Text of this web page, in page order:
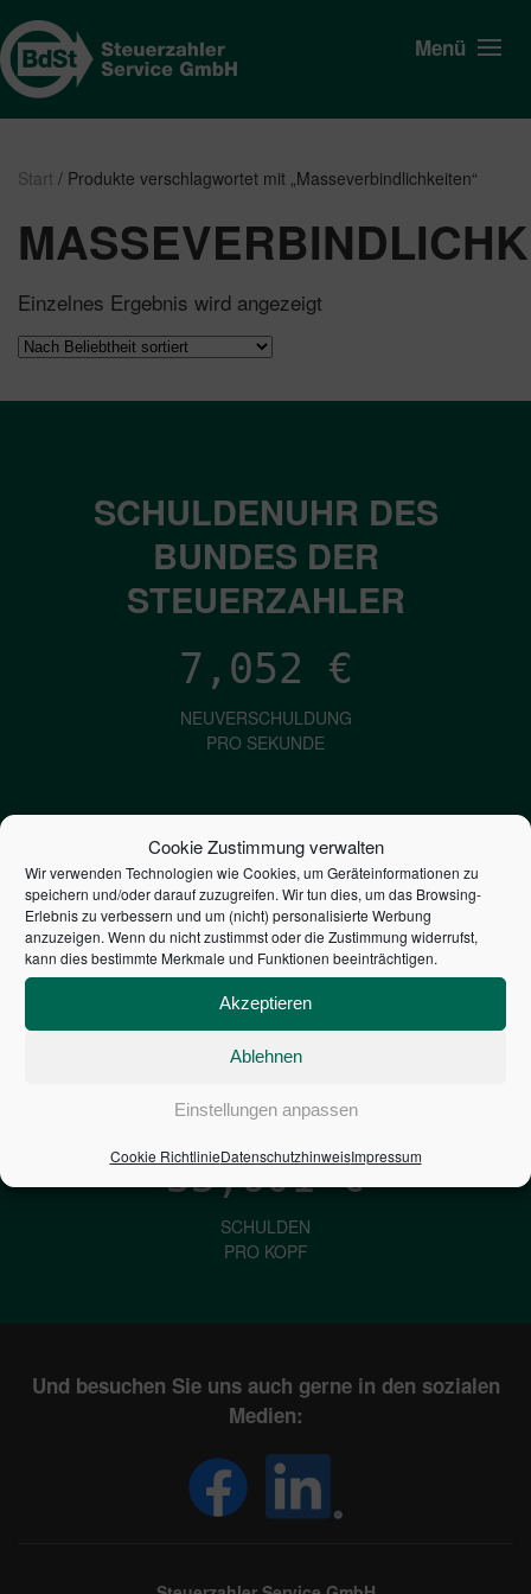
Cookie Zustimmung verwalten
Wir verwenden Technologien wie Cookies, um Geräteinformationen zu
speichern und/oder darauf zuzugreifen. Wir tun dies, um das Browsing-
Erlebnis zu verbessern und um (nicht) personalisierte Werbung
anzuzeigen. Wenn du nicht zustimmst oder die Zustimmung widerrufst,
kann dies bestimmte Merkmale und Funktionen beeinträchtigen.
Akzeptieren
Ablehnen
Einstellungen anpassen
Cookie RichtlinieDatenschutzhinweisImpressum
Menü
Start / Produkte verschlagwortet mit „Masseverbindlichkeiten“
Einzelnes Ergebnis wird angezeigt
SCHULDENUHR DES
BUNDES DER
STEUERZAHLER
7,052 €
NEUVERSCHULDUNG
PRO SEKUNDE
1,601€
ZINSEN
PRO SEKUNDE
2,804,643,498,500
STAATSVERSCHULDUNG
33,601€
SCHULDEN
PRO KOPF
Und besuchen Sie uns auch gerne in den sozialen
Medien: